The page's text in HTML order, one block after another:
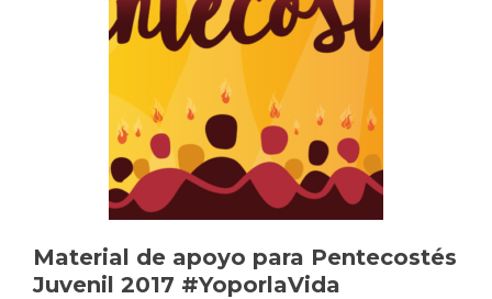
Material de apoyo para Pentecostés
Juvenil 2017 #YoporlaVida